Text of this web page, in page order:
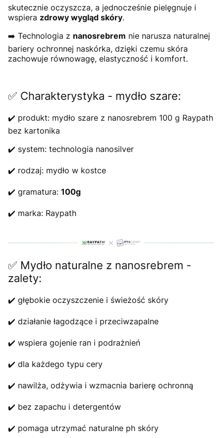
skutecznie oczyszcza, a jednocześnie pielęgnuje i
wspiera zdrowy wygląd skóry.
➡️ Technologia z nanosrebrem nie narusza naturalnej
bariery ochronnej naskórka, dzięki czemu skóra
zachowuje równowagę, elastyczność i komfort.
✅ Charakterystyka - mydło szare:
✔️ produkt: mydło szare z nanosrebrem 100 g Raypath
bez kartonika
✔️ system: technologia nanosilver
✔️ rodzaj: mydło w kostce
✔️ gramatura: 100g
✔️ marka: Raypath
✅ Mydło naturalne z nanosrebrem -
zalety:
✔️ głębokie oczyszczenie i świeżość skóry
✔️ działanie łagodzące i przeciwzapalne
✔️ wspiera gojenie ran i podrażnień
✔️ dla każdego typu cery
✔️ nawilża, odżywia i wzmacnia barierę ochronną
✔️ bez zapachu i detergentów
✔️ pomaga utrzymać naturalne ph skóry